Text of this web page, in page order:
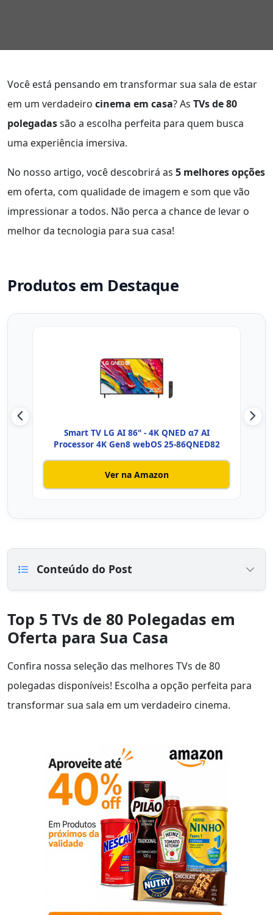
Você está pensando em transformar sua sala de estar
em um verdadeiro cinema em casa? As TVs de 80
polegadassão a escolha perfeita para quem busca
uma experiência imersiva.
No nosso artigo, você descobrirá as 5 melhores opções
em oferta, com qualidade de imagem e som que vão
impressionar a todos. Não perca a chance de levar o
melhor da tecnologia para sua casa!
Produtos em Destaque
Smart TV LG AI 86" - 4K QNED α7 AI
Processor 4K Gen8 webOS 25-86QNED82
Ver na Amazon
Conteúdo do Post
Top 5 TVs de 80 Polegadas em
Oferta para Sua Casa
Confira nossa seleção das melhores TVs de 80
polegadas disponíveis! Escolha a opção perfeita para
transformar sua sala em um verdadeiro cinema.